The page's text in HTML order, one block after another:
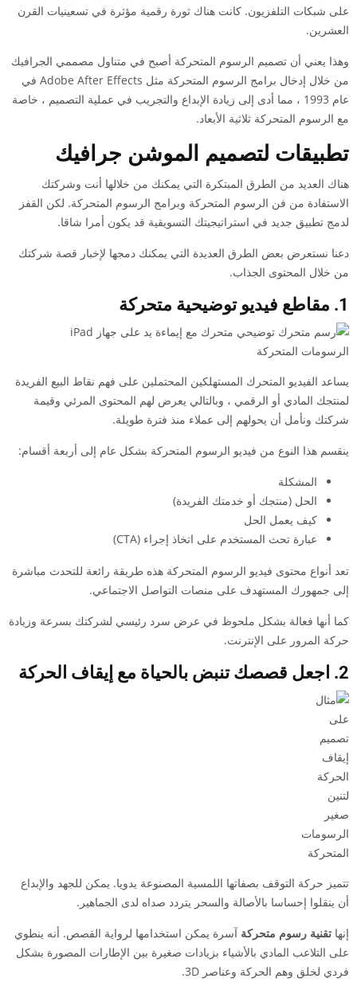
على شبكات التلفزيون. كانت هناك ثورة رقمية مؤثرة في تسعينيات القرن
العشرين.
وهذا يعني أن تصميم الرسوم المتحركة أصبح في متناول مصممي الجرافيك
من خلال إدخال برامج الرسوم المتحركة مثل Adobe After Effects في
عام 1993 ، مما أدى إلى زيادة الإبداع والتجريب في عملية التصميم ، خاصة
مع الرسوم المتحركة ثلاثية الأبعاد.
تطبيقات لتصميم الموشن جرافيك
هناك العديد من الطرق المبتكرة التي يمكنك من خلالها أنت وشركتك
الاستفادة من فن الرسوم المتحركة وبرامج الرسوم المتحركة. لكن القفز
لدمج تطبيق جديد في استراتيجيتك التسويقية قد يكون أمرا شاقا.
دعنا نستعرض بعض الطرق العديدة التي يمكنك دمجها لإخبار قصة شركتك
من خلال المحتوى الجذاب.
1. مقاطع فيديو توضيحية متحركة
الرسومات المتحركة
يساعد الفيديو المتحرك المستهلكين المحتملين على فهم نقاط البيع الفريدة
لمنتجك المادي أو الرقمي ، وبالتالي يعرض لهم المحتوى المرئي وقيمة
شركتك ونأمل أن يحولهم إلى عملاء منذ فترة طويلة.
ينقسم هذا النوع من فيديو الرسوم المتحركة بشكل عام إلى أربعة أقسام:
المشكلة
الحل (منتجك أو خدمتك الفريدة)
كيف يعمل الحل
عبارة تحث المستخدم على اتخاذ إجراء (CTA)
تعد أنواع محتوى فيديو الرسوم المتحركة هذه طريقة رائعة للتحدث مباشرة
إلى جمهورك المستهدف على منصات التواصل الاجتماعي.
كما أنها فعالة بشكل ملحوظ في عرض سرد رئيسي لشركتك بسرعة وزيادة
حركة المرور على الإنترنت.
2. اجعل قصصك تنبض بالحياة مع إيقاف الحركة
الرسومات
المتحركة
تتميز حركة التوقف بصفاتها اللمسية المصنوعة يدويا. يمكن للجهد والإبداع
أن ينقلوا إحساسا بالأصالة والسحر يتردد صداه لدى الجماهير.
إنها تقنية رسوم متحركة آسرة يمكن استخدامها لرواية القصص. أنه ينطوي
على التلاعب المادي بالأشياء بزيادات صغيرة بين الإطارات المصورة بشكل
فردي لخلق وهم الحركة وعناصر 3D.